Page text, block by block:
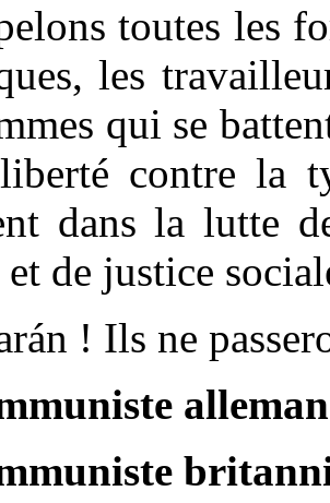
toutes les
les
qui se
contre la
dans la lutte
et de justice
! Ils ne